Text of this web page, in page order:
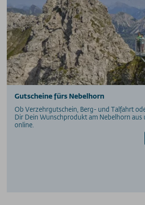
Gutscheine fürs Nebelhorn
Ob Verzehrgutschein, Berg- und Talfahrt
Dir Dein Wunschprodukt am Nebelhorn aus
online.